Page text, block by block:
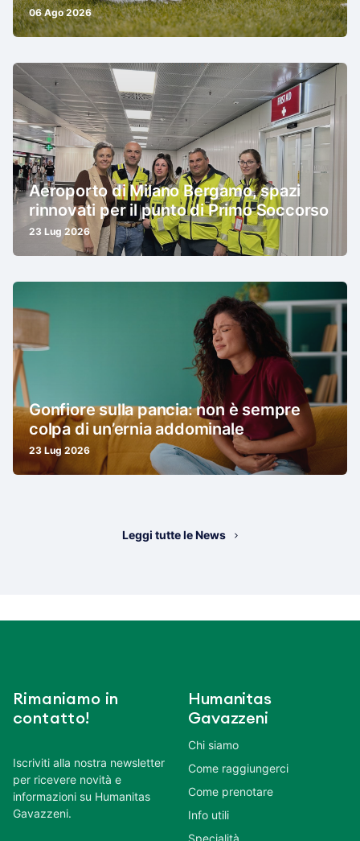
06 Ago 2026
Aeroporto di Milano Bergamo, spazi
rinnovati per il punto di Primo Soccorso
23 Lug 2026
Gonfiore sulla pancia: non è sempre
colpa di un’ernia addominale
23 Lug 2026
Leggi tutte le News
Rimaniamo in
contatto!
Iscriviti alla nostra newsletter
per ricevere novità e
informazioni su Humanitas
Gavazzeni.
Humanitas
Gavazzeni
Chi siamo
Come raggiungerci
Come prenotare
Info utili
Specialità